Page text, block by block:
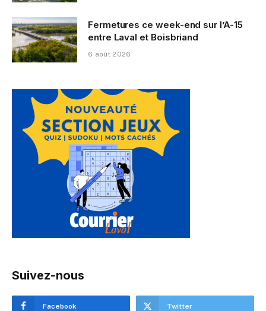
Fermetures ce week-end sur l’A-15
entre Laval et Boisbriand
6 août 2026
Suivez-nous
Facebook Twitter